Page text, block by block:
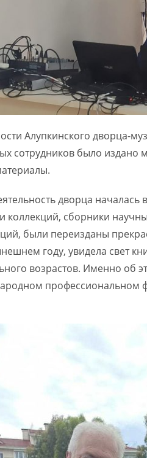
Алупкинского дворца-
сотрудников было
дворца
коллекций, сборники
были переизданы
году, увидела свет
возрастов. Именно об
профессиональном